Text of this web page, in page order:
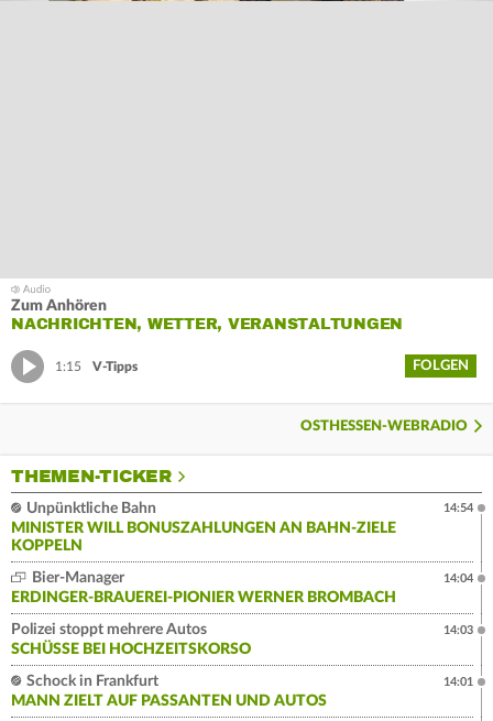
Zum Anhören
NACHRICHTEN, WETTER, VERANSTALTUNGEN
1:15 V-Tipps FOLGEN
OSTHESSEN-WEBRADIO
THEMEN-TICKER
Unpünktliche Bahn
MINISTER WILL BONUSZAHLUNGEN AN BAHN-ZIELE
KOPPELN
14:54
Bier-Manager
ERDINGER-BRAUEREI-PIONIER WERNER BROMBACH
14:04
Polizei stoppt mehrere Autos
SCHÜSSE BEI HOCHZEITSKORSO
14:03
Schock in Frankfurt
MANN ZIELT AUF PASSANTEN UND AUTOS
14:01